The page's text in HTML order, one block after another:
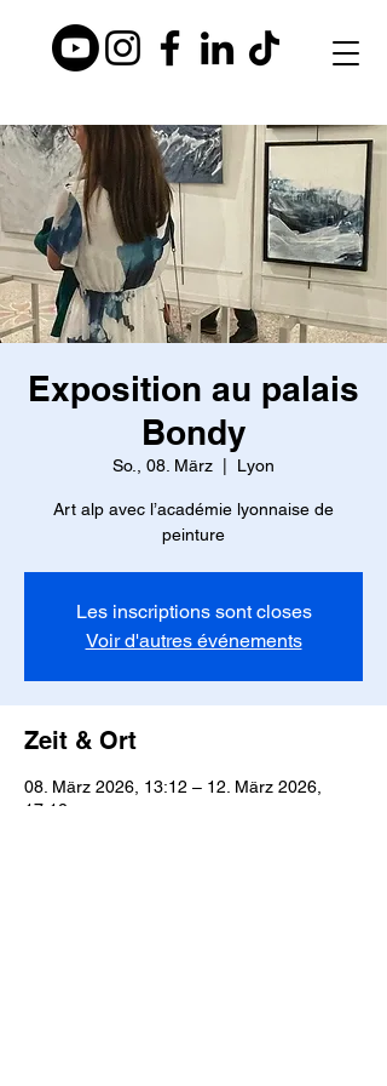
Exposition au palais
Bondy
So., 08. März Lyon
Art alp avec l’académie lyonnaise de
peinture
Les inscriptions sont closes
Voir d'autres événements
Zeit & Ort
08. März 2026, 13:12 – 12. März 2026,
17:12